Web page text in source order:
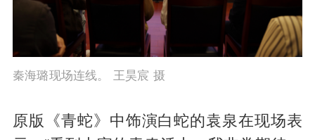
秦海璐现场连线。 王昊宸 摄
原版《青蛇》中饰演白蛇的袁泉在现场表